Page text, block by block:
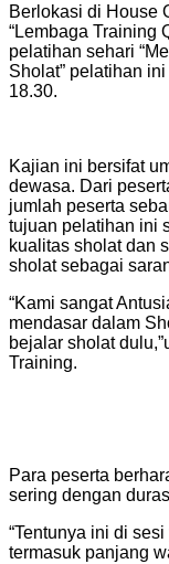
Berlokasi di House
“Lembaga Training
pelatihan sehari
Sholat” pelatihan
18.30.
Kajian ini bersifat
dewasa. Dari
jumlah peserta
tujuan pelatihan ini
kualitas sholat dan
sholat sebagai
“Kami sangat
mendasar dalam
bejalar sholat
Training.
Para peserta
sering dengan
“Tentunya ini di
termasuk panjang